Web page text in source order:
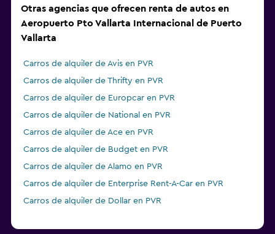
Otras agencias que ofrecen renta de autos en
Aeropuerto Pto Vallarta Internacional de Puerto
Vallarta
Carros de alquiler de Avis en PVR
Carros de alquiler de Thrifty en PVR
Carros de alquiler de Europcar en PVR
Carros de alquiler de National en PVR
Carros de alquiler de Ace en PVR
Carros de alquiler de Budget en PVR
Carros de alquiler de Alamo en PVR
Carros de alquiler de Enterprise Rent-A-Car en PVR
Carros de alquiler de Dollar en PVR